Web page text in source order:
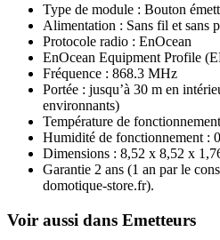
Type de module : Bouton
Alimentation : Sans fil et sans
Protocole radio : EnOcean
EnOcean Equipment Profile
Fréquence : 868.3 MHz
Portée : jusqu’à 30 m en
environnants)
Température de
Humidité de fonctionnement :
Dimensions : 8,52 x 8,52 x
Garantie 2 ans (1 an par le
domotique-store.fr).
Voir aussi dans Emetteurs